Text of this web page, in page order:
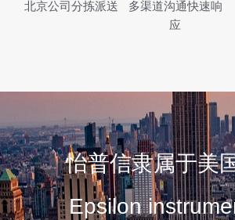
北京公司分拣派送
多渠道沟通快速响
应
怡普信隶属于美
Epsilon